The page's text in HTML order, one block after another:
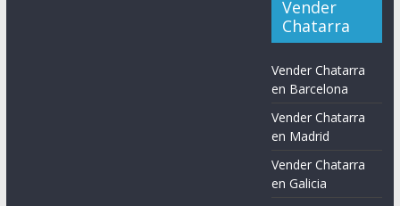
Vender
Chatarra
Vender Chatarra
en Barcelona
Vender Chatarra
en Madrid
Vender Chatarra
en Galicia